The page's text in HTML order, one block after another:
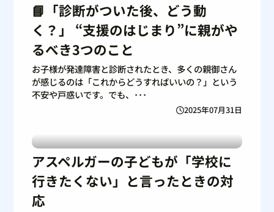
📘「診断がついた後、どう動
く？」 “支援のはじまり”に親がや
るべき3つのこと
2025年07月31日
お子様が発達障害と診断されたとき、多くの親御さん
が感じるのは「これからどうすればいいの？」という
不安や戸惑いです。でも、･･･
アスペルガーの子どもが「学校に
行きたくない」と言ったときの対
応